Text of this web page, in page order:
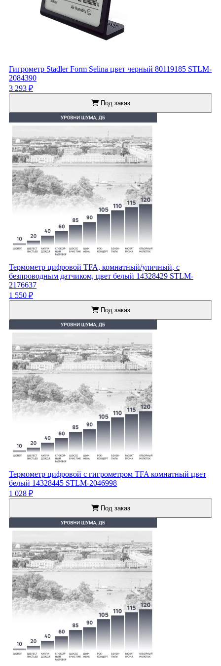
Гигрометр Stadler Form Selina цвет черный 80119185 STLM-
2084390
3 293 ₽
Под заказ
Термометр цифровой TFA, комнатный/уличный, с
безпроводным датчиком, цвет белый 14328429 STLM-
2176637
1 550 ₽
Под заказ
Термометр цифровой с гигрометром TFA комнатный цвет
белый 14328445 STLM-2046998
1 028 ₽
Под заказ